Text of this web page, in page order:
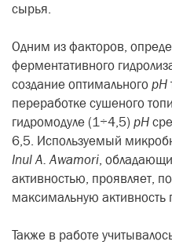
сырья.
Одним из факторов,
ферментативного
создание оптимальногорН
переработке сушеного
гидромодуле (1÷4,5) рН
6,5. Используемый
InulA.Awamori,
активностью, проявляет,
максимальную активность
Также в работе